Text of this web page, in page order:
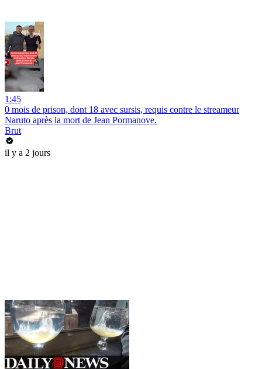
1:45
0 mois de prison, dont 18 avec sursis, requis contre le streameur
Naruto après la mort de Jean Pormanove.
Brut
il y a 2 jours